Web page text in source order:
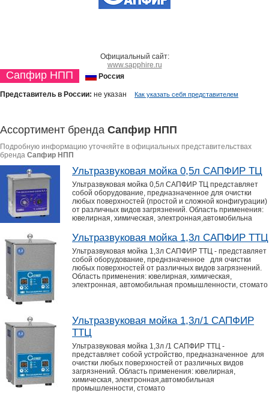
Официальный сайт:
www.sapphire.ru
Сапфир НПП Россия
Представитель в России: не указан Как указать себя представителем
Ассортимент бренда Сапфир НПП
Подробную информацию уточняйте в официальных представительствах
бренда Сапфир НПП
Ультразвуковая мойка 0,5л САПФИР ТЦ
Ультразвуковая мойка 0,5л САПФИР ТЦ представляет
собой оборудование, предназначенное для очистки
любых поверхностей (простой и сложной конфигурации)
от различных видов загрязнений. Область применения:
ювелирная, химическая, электронная,автомобильна
Ультразвуковая мойка 1,3л САПФИР ТТЦ
Ультразвуковая мойка 1,3л САПФИР ТТЦ - представляет
собой оборудование, преднзначенное для очистки
любых поверхностей от различных видов загрязнений.
Область применения: ювелирная, химическая,
электронная, автомобильная промышленности, стомато
Ультразвуковая мойка 1,3л/1 САПФИР
ТТЦ
Ультразвуковая мойка 1,3л /1 САПФИР ТТЦ -
представляет собой устройство, предназначенное для
очистки любых поверхностей от различных видов
загрязнений. Область применения: ювелирная,
химическая, электронная,автомобильная
промышленности, стомато